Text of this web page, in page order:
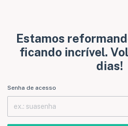
Estamos
ficando incrível.
dias!
Senha de acesso